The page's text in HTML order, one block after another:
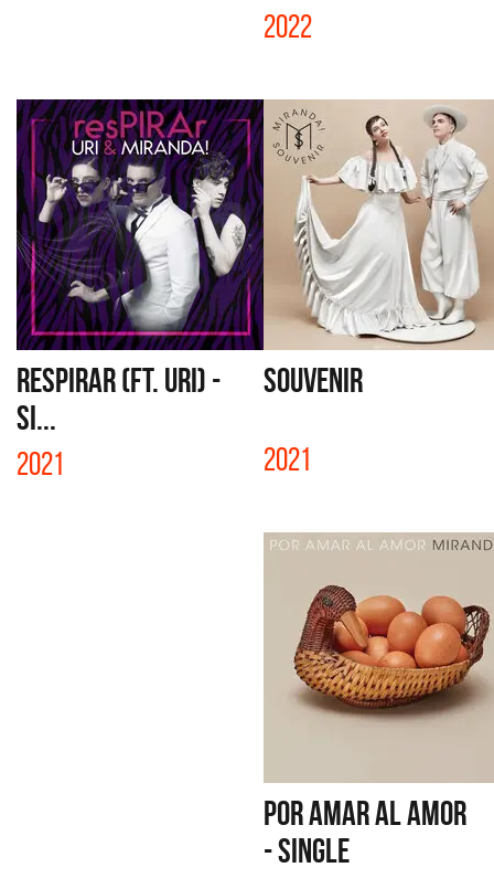
2022
RESPIRAR (FT. URI) -
SI...
2021
SOUVENIR
2021
POR AMAR AL AMOR
- SINGLE